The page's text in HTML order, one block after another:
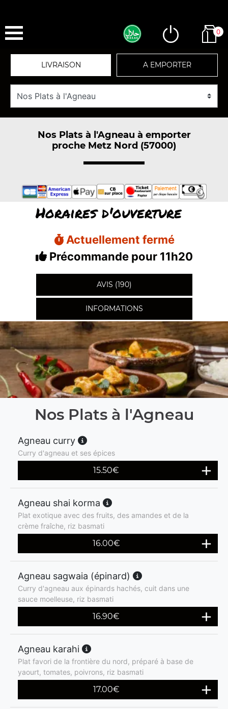
0
LIVRAISON A EMPORTER
Nos Plats à l'Agneau à emporter
proche Metz Nord (57000)
Horaires d'ouverture
Actuellement fermé
Précommande pour 11h20
AVIS (190)
INFORMATIONS
Nos Plats à l'Agneau
Agneau curry
Curry d'agneau et ses épices
15.50€
Agneau shai korma
Plat exotique avec des fruits, des amandes et de la
crème fraîche, riz basmati
16.00€
Agneau sagwaia (épinard)
Curry d'agneau aux épinards hachés, cuit dans une
sauce moelleuse, riz basmati
16.90€
Agneau karahi
Plat favori de la frontière du nord, préparé à base de
yaourt, tomates, poivrons, riz basmati
17.00€